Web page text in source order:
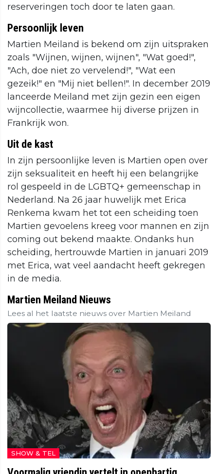
reserveringen toch door te laten gaan.
Persoonlijk leven
Martien Meiland is bekend om zijn uitspraken
zoals "Wijnen, wijnen, wijnen", "Wat goed!",
"Ach, doe niet zo vervelend!", "Wat een
gezeik!" en "Mij niet bellen!". In december 2019
lanceerde Meiland met zijn gezin een eigen
wijncollectie, waarmee hij diverse prijzen in
Frankrijk won.
Uit de kast
In zijn persoonlijke leven is Martien open over
zijn seksualiteit en heeft hij een belangrijke
rol gespeeld in de LGBTQ+ gemeenschap in
Nederland. Na 26 jaar huwelijk met Erica
Renkema kwam het tot een scheiding toen
Martien gevoelens kreeg voor mannen en zijn
coming out bekend maakte. Ondanks hun
scheiding, hertrouwde Martien in januari 2019
met Erica, wat veel aandacht heeft gekregen
in de media.
Martien Meiland Nieuws
Lees al het laatste nieuws over Martien Meiland
SHOW & TEL